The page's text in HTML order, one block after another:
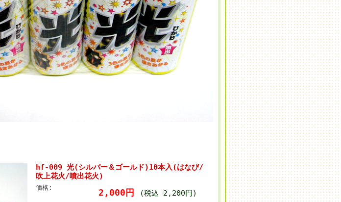
hf-009 光(シルバー＆ゴールド)10本入(はなび/
吹上花火/噴出花火)
価格: 2,000円
(税込 2,200円)